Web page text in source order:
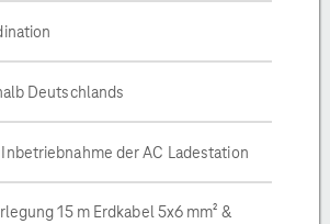
Deutschlands
der AC Ladestation
15 m Erdkabel 5x6 mm² &